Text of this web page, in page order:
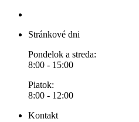
Stránkové dni
Pondelok a streda:
8:00 - 15:00
Piatok:
8:00 - 12:00
Kontakt